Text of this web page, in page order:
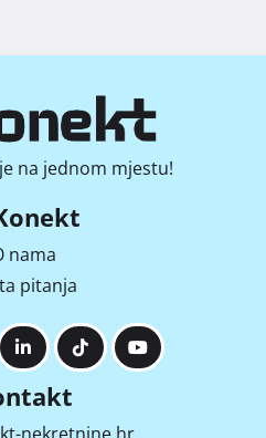
na jednom mjestu!
nama
pitanja